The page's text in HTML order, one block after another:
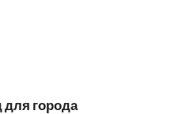
для города